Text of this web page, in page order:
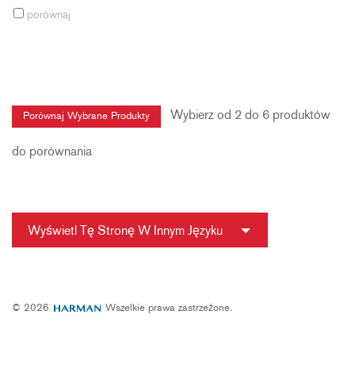
porównaj
Wybierz od 2 do 6 produktów
do porównania
Wyświetl Tę Stronę W Innym Języku
© 2026 Wszelkie prawa zastrzeżone.